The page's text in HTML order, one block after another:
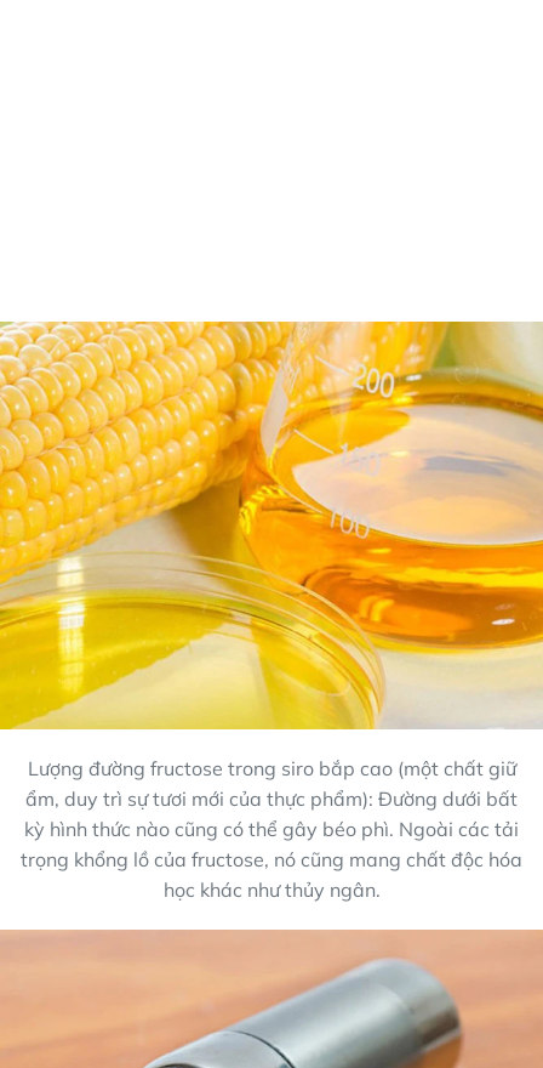
Lượng đường fructose trong siro bắp cao (một chất giữ
ẩm, duy trì sự tươi mới của thực phẩm): Đường dưới bất
kỳ hình thức nào cũng có thể gây béo phì. Ngoài các tải
trọng khổng lồ của fructose, nó cũng mang chất độc hóa
học khác như thủy ngân.